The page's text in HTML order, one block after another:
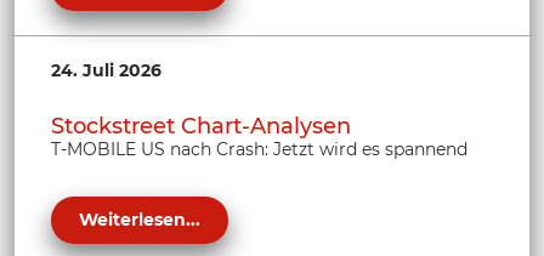
24. Juli 2026
Stockstreet Chart-Analysen
T-MOBILE US nach Crash: Jetzt wird es spannend
Weiterlesen...